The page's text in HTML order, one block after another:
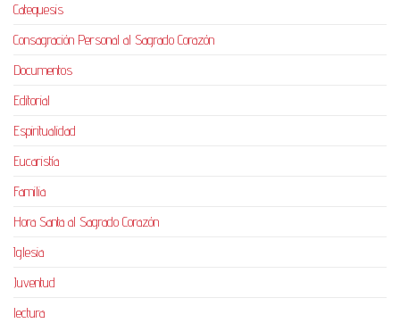
Catequesis
Consagración Personal al Sagrado Corazón
Documentos
Editorial
Espiritualidad
Eucaristía
Familia
Hora Santa al Sagrado Corazón
Iglesia
Juventud
lectura